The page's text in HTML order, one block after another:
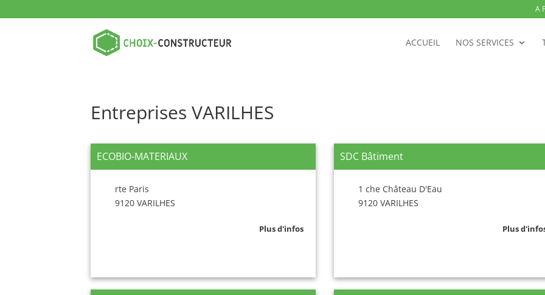
A
ACCUEIL NOS SERVICES
Entreprises VARILHES
ECOBIO-MATERIAUX
rte Paris
9120 VARILHES
Plus d'infos
SDC Bâtiment
1 che Château D'Eau
9120 VARILHES
Plus